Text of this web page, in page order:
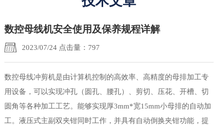
数控母线机安全使用及保养规程详解
2023/07/24 点击量：797
数控母线冲剪机是由计算机控制的高效率、高精度的母排加工专
用设备，可以实现冲孔（圆孔、腰孔）、剪切、压花、开槽、切
圆角等各种加工工艺。能够实现厚3mm*宽15mm小母排的自动加
工。液压式主副双夹钳同时工作，并具有自动倒换夹钳功能，提